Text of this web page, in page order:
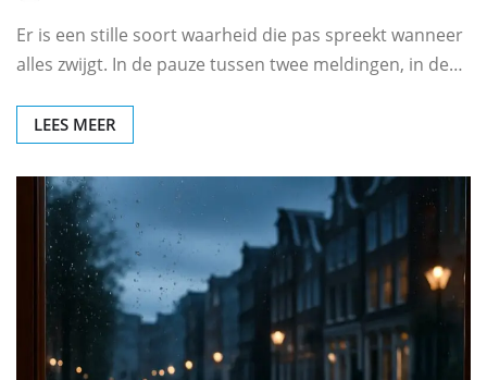
Er is een stille soort waarheid die pas spreekt wanneer
alles zwijgt. In de pauze tussen twee meldingen, in de…
LEES MEER